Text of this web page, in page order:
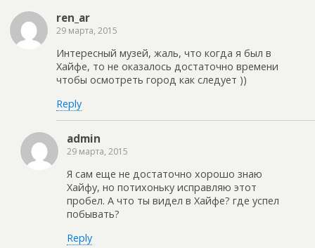
ren_ar
29 марта, 2015
Интересный музей, жаль, что когда я был в
Хайфе, то не оказалось достаточно времени
чтобы осмотреть город как следует ))
Reply
admin
29 марта, 2015
Я сам еще не достаточно хорошо знаю
Хайфу, но потихоньку исправляю этот
пробел. А что ты видел в Хайфе? где успел
побывать?
Reply